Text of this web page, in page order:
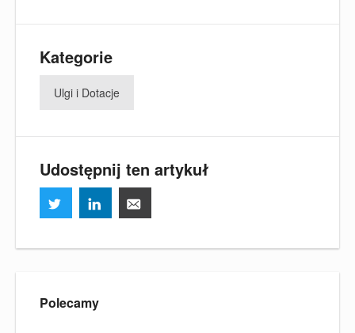
Kategorie
Ulgi i Dotacje
Udostępnij ten artykuł
Polecamy